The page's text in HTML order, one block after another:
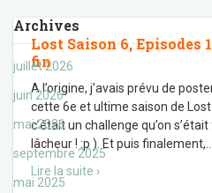
Archives
juillet 2026
juin 2026
mai 2026
septembre 2025
mai 2025
Lost Saison 6, Episodes
fin
A l’origine, j’avais prévu de
cette 6e et ultime saison de
c’était un challenge qu’on
lâcheur ! :p ). Et puis finalement,
Lire la suite ›